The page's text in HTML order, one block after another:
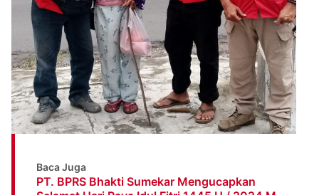
Baca Juga
PT. BPRS Bhakti Sumekar Mengucapkan